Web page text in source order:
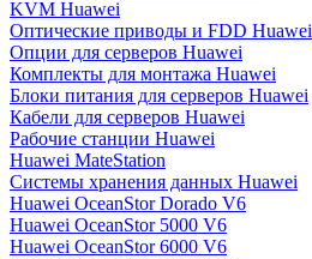
KVM Huawei
Оптические приводы и FDD Huawei
Опции для серверов Huawei
Комплекты для монтажа Huawei
Блоки питания для серверов Huawei
Кабели для серверов Huawei
Рабочие станции Huawei
Huawei MateStation
Системы хранения данных Huawei
Huawei OceanStor Dorado V6
Huawei OceanStor 5000 V6
Huawei OceanStor 6000 V6